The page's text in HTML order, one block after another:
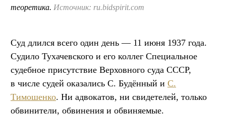
теоретика. Источник: ru.bidspirit.com
Суд длился всего один день — 11 июня 1937 года.
Судило Тухачевского и его коллег Специальное
судебное присутствие Верховного суда СССР,
в числе судей оказались С. Будённый и С.
Тимошенко. Ни адвокатов, ни свидетелей, только
обвинители, обвинения и обвиняемые.